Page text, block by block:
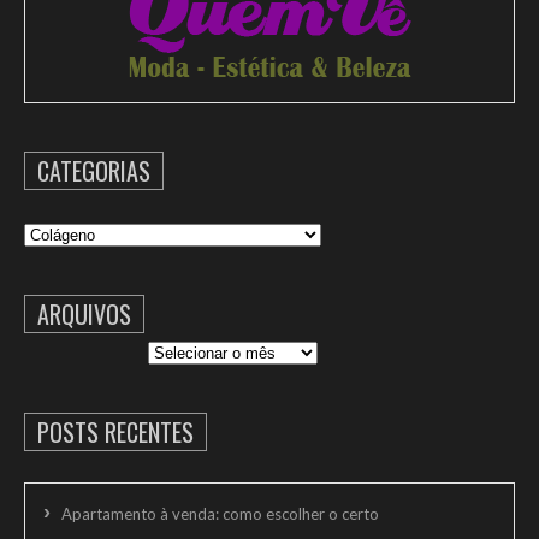
CATEGORIAS
Categorias
ARQUIVOS
POSTS RECENTES
Apartamento à venda: como escolher o certo